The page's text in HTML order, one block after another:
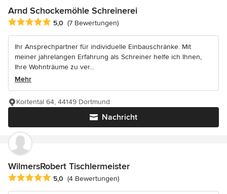
Arnd Schockemöhle Schreinerei
Durchschnittliche Bewertung: 5 von 5 Sternen
5,0 (7 Bewertungen)
Ihr Ansprechpartner für individuelle Einbauschränke. Mit
meiner jahrelangen Erfahrung als Schreiner helfe ich Ihnen,
Ihre Wohnträume zu ver...
Mehr
Nachricht
Kortental 64, 44149 Dortmund
WilmersRobert Tischlermeister
Durchschnittliche Bewertung: 5 von 5 Sternen
5,0 (4 Bewertungen)